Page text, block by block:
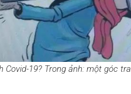
Covid-19? Trong ảnh: một góc